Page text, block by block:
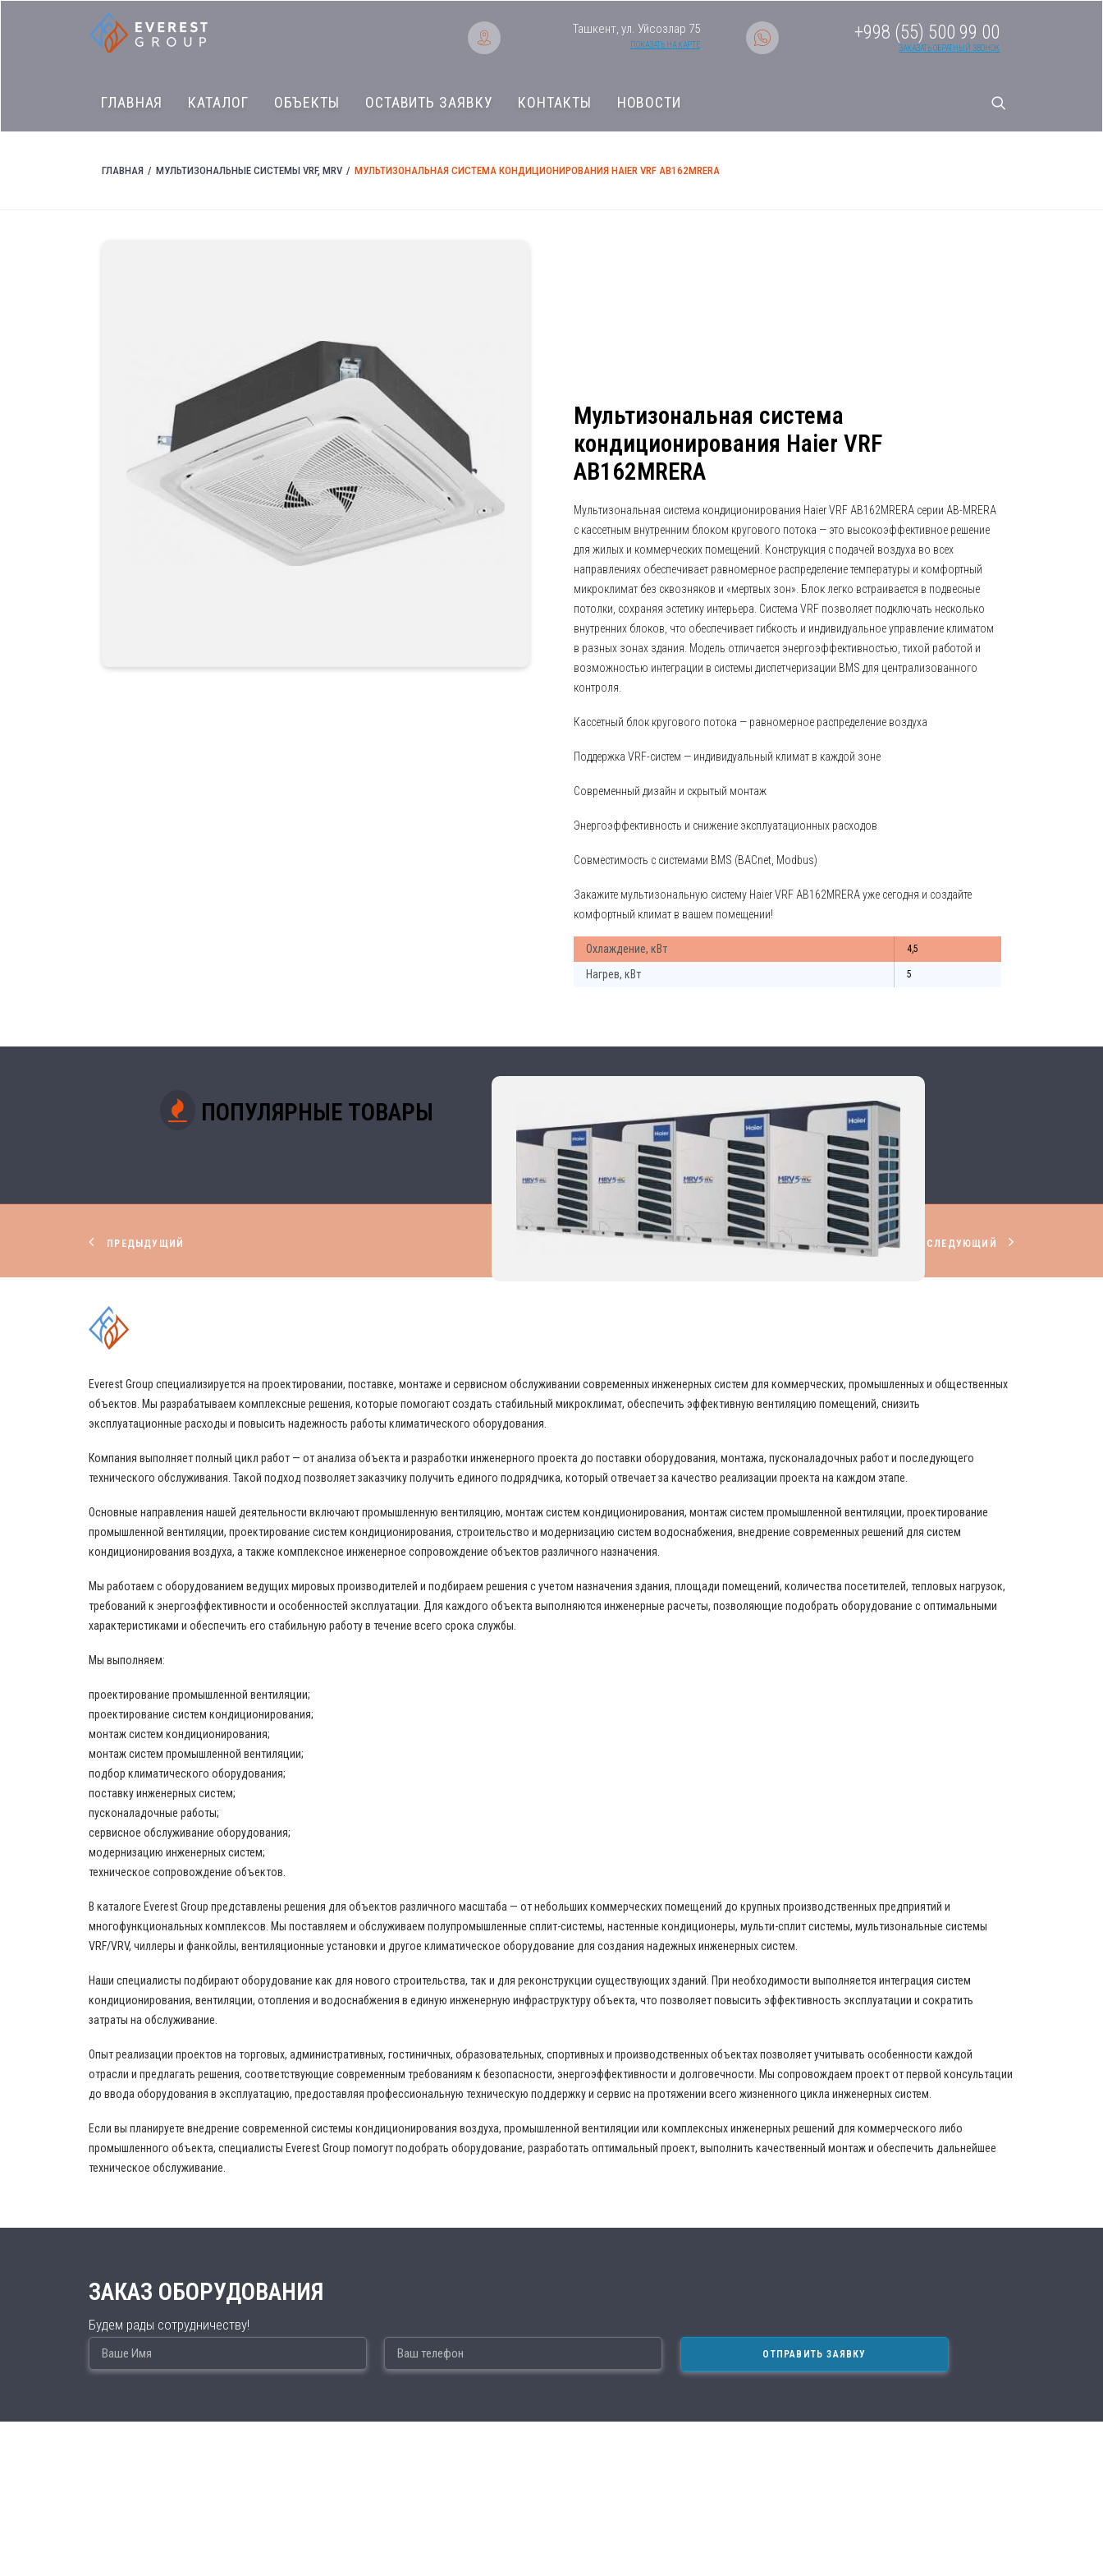
Ташкент, ул. Уйсозлар 75
ПОКАЗАТЬ НА КАРТЕ
+998 (55) 500 99 00
ЗАКАЗАТЬ ОБРАТНЫЙ ЗВОНОК
ГЛАВНАЯ КАТАЛОГ ОБЪЕКТЫ ОСТАВИТЬ ЗАЯВКУ КОНТАКТЫ НОВОСТИ
ГЛАВНАЯ МУЛЬТИЗОНАЛЬНЫЕ СИСТЕМЫ VRF, MRV МУЛЬТИЗОНАЛЬНАЯ СИСТЕМА КОНДИЦИОНИРОВАНИЯ HAIER VRF AB162MRERA
Мультизональная система
кондиционирования Haier VRF
AB162MRERA
Мультизональная система кондиционирования Haier VRF AB162MRERA серии AB-MRERA
с кассетным внутренним блоком кругового потока — это высокоэффективное решение
для жилых и коммерческих помещений. Конструкция с подачей воздуха во всех
направлениях обеспечивает равномерное распределение температуры и комфортный
микроклимат без сквозняков и «мертвых зон». Блок легко встраивается в подвесные
потолки, сохраняя эстетику интерьера. Система VRF позволяет подключать несколько
внутренних блоков, что обеспечивает гибкость и индивидуальное управление климатом
в разных зонах здания. Модель отличается энергоэффективностью, тихой работой и
возможностью интеграции в системы диспетчеризации BMS для централизованного
контроля.
Кассетный блок кругового потока — равномерное распределение воздуха
Поддержка VRF-систем — индивидуальный климат в каждой зоне
Современный дизайн и скрытый монтаж
Энергоэффективность и снижение эксплуатационных расходов
Совместимость с системами BMS (BACnet, Modbus)
Закажите мультизональную систему Haier VRF AB162MRERA уже сегодня и создайте
комфортный климат в вашем помещении!
Охлаждение, кВт 4,5
Нагрев, кВт 5
ПОПУЛЯРНЫЕ ТОВАРЫ
ПРЕДЫДУЩИЙ СЛЕДУЮЩИЙ
Everest Group специализируется на проектировании, поставке, монтаже и сервисном обслуживании современных инженерных систем для коммерческих, промышленных и общественных
объектов. Мы разрабатываем комплексные решения, которые помогают создать стабильный микроклимат, обеспечить эффективную вентиляцию помещений, снизить
эксплуатационные расходы и повысить надежность работы климатического оборудования.
Компания выполняет полный цикл работ — от анализа объекта и разработки инженерного проекта до поставки оборудования, монтажа, пусконаладочных работ и последующего
технического обслуживания. Такой подход позволяет заказчику получить единого подрядчика, который отвечает за качество реализации проекта на каждом этапе.
Основные направления нашей деятельности включают промышленную вентиляцию, монтаж систем кондиционирования, монтаж систем промышленной вентиляции, проектирование
промышленной вентиляции, проектирование систем кондиционирования, строительство и модернизацию систем водоснабжения, внедрение современных решений для систем
кондиционирования воздуха, а также комплексное инженерное сопровождение объектов различного назначения.
Мы работаем с оборудованием ведущих мировых производителей и подбираем решения с учетом назначения здания, площади помещений, количества посетителей, тепловых нагрузок,
требований к энергоэффективности и особенностей эксплуатации. Для каждого объекта выполняются инженерные расчеты, позволяющие подобрать оборудование с оптимальными
характеристиками и обеспечить его стабильную работу в течение всего срока службы.
Мы выполняем:
проектирование промышленной вентиляции;
проектирование систем кондиционирования;
монтаж систем кондиционирования;
монтаж систем промышленной вентиляции;
подбор климатического оборудования;
поставку инженерных систем;
пусконаладочные работы;
сервисное обслуживание оборудования;
модернизацию инженерных систем;
техническое сопровождение объектов.
В каталоге Everest Group представлены решения для объектов различного масштаба — от небольших коммерческих помещений до крупных производственных предприятий и
многофункциональных комплексов. Мы поставляем и обслуживаем полупромышленные сплит-системы, настенные кондиционеры, мульти-сплит системы, мультизональные системы
VRF/VRV, чиллеры и фанкойлы, вентиляционные установки и другое климатическое оборудование для создания надежных инженерных систем.
Наши специалисты подбирают оборудование как для нового строительства, так и для реконструкции существующих зданий. При необходимости выполняется интеграция систем
кондиционирования, вентиляции, отопления и водоснабжения в единую инженерную инфраструктуру объекта, что позволяет повысить эффективность эксплуатации и сократить
затраты на обслуживание.
Опыт реализации проектов на торговых, административных, гостиничных, образовательных, спортивных и производственных объектах позволяет учитывать особенности каждой
отрасли и предлагать решения, соответствующие современным требованиям к безопасности, энергоэффективности и долговечности. Мы сопровождаем проект от первой консультации
до ввода оборудования в эксплуатацию, предоставляя профессиональную техническую поддержку и сервис на протяжении всего жизненного цикла инженерных систем.
Если вы планируете внедрение современной системы кондиционирования воздуха, промышленной вентиляции или комплексных инженерных решений для коммерческого либо
промышленного объекта, специалисты Everest Group помогут подобрать оборудование, разработать оптимальный проект, выполнить качественный монтаж и обеспечить дальнейшее
техническое обслуживание.
ЗАКАЗ ОБОРУДОВАНИЯ
Будем рады сотрудничеству!